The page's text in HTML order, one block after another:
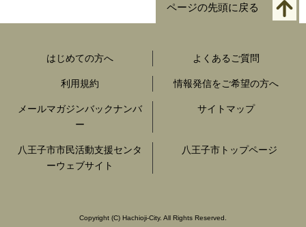
ページの先頭に戻る
はじめての方へ よくあるご質問
利用規約 情報発信をご希望の方へ
メールマガジンバックナンバ
ー
サイトマップ
八王子市市民活動支援センタ
ーウェブサイト
八王子市トップページ
Copyright (C) Hachioji-City. All Rights Reserved.